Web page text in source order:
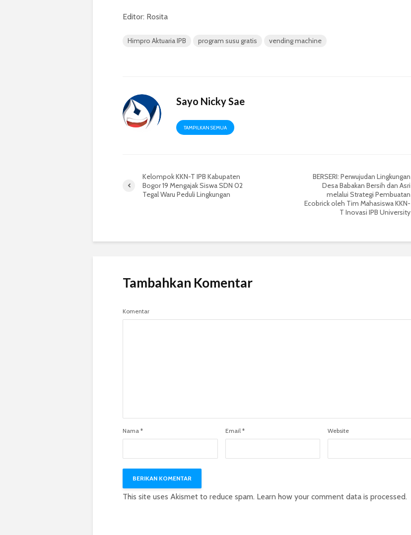
Editor: Rosita
Himpro Aktuaria IPB program susu gratis vending machine
Sayo Nicky Sae
TAMPILKAN SEMUA
Kelompok KKN-T IPB Kabupaten
Bogor 19 Mengajak Siswa SDN 02
Tegal Waru Peduli Lingkungan
BERSERI: Perwujudan Lingkungan
Desa Babakan Bersih dan Asri
melalui Strategi Pembuatan
Ecobrick oleh Tim Mahasiswa KKN-
T Inovasi IPB University
Tambahkan Komentar
Komentar
Nama * Email* Website
This site uses Akismet to reduce spam. Learn how your comment data is processed.